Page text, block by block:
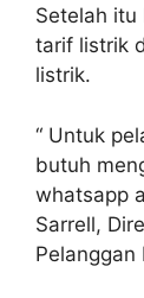
Setelah itu
tarif listrik
listrik.
“ Untuk
butuh
whatsapp
Sarrell,
Pelanggan